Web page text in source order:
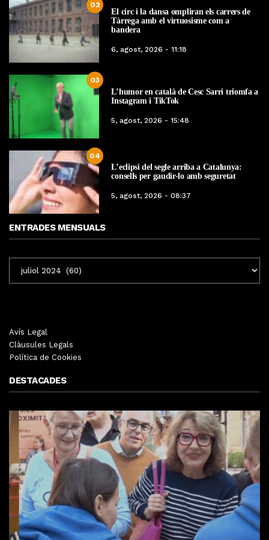
02
El circ i la dansa ompliran els carrers de
Tàrrega amb el virtuosisme com a
bandera
6, agost, 2026 - 11:18
03
L’humor en català de Cesc Sarri triomfa a
Instagram i TikTok
5, agost, 2026 - 15:48
04
L’eclipsi del segle arriba a Catalunya:
consells per gaudir-lo amb seguretat
5, agost, 2026 - 08:37
ENTRADES MENSUALS
MENSUALS
Avís Legal
Clàusules Legals
Política de Cookies
DESTACADES